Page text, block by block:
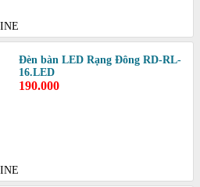
Đèn bàn LED Rạng Đông RD-RL-
16.LED
190.000